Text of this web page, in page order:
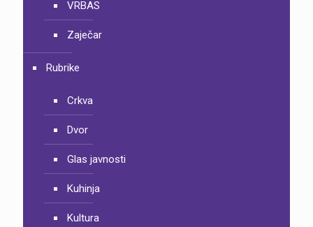
VRBAS
Zaječar
Rubrike
Crkva
Dvor
Glas javnosti
Kuhinja
Kultura